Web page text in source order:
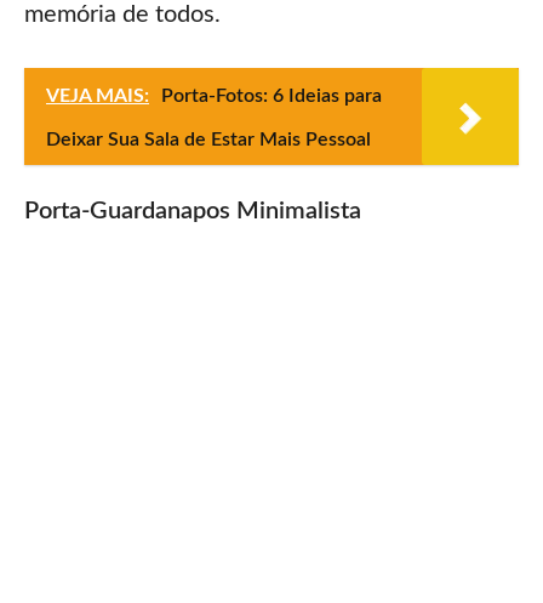
memória de todos.
VEJA MAIS: Porta-Fotos: 6 Ideias para
Deixar Sua Sala de Estar Mais Pessoal
Porta-Guardanapos Minimalista